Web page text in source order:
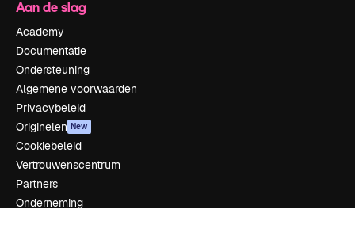
Aan de slag
Academy
Documentatie
Ondersteuning
Algemene voorwaarden
Privacybeleid
Originelen New
Cookiebeleid
Vertrouwenscentrum
Partners
Onderneming